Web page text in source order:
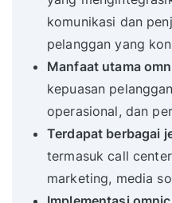
komunikasi dan
pelanggan yang
Manfaat utama
kepuasan
operasional, dan
Terdapat berbagai
termasuk call
marketing, media